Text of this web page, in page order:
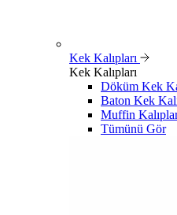
Kek Kalıpları
Kek Kalıpları
Döküm Kek
Baton Kek
Muffin
Tümünü Gör